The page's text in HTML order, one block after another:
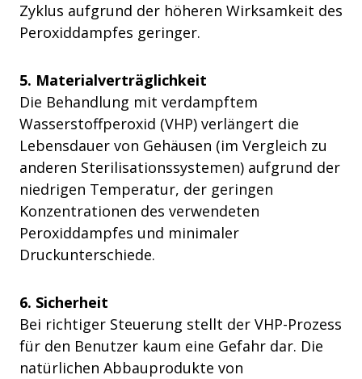
Zyklus aufgrund der höheren Wirksamkeit des
Peroxiddampfes geringer.
5. Materialverträglichkeit
Die Behandlung mit verdampftem
Wasserstoffperoxid (VHP) verlängert die
Lebensdauer von Gehäusen (im Vergleich zu
anderen Sterilisationssystemen) aufgrund der
niedrigen Temperatur, der geringen
Konzentrationen des verwendeten
Peroxiddampfes und minimaler
Druckunterschiede.
6. Sicherheit
Bei richtiger Steuerung stellt der VHP-Prozess
für den Benutzer kaum eine Gefahr dar. Die
natürlichen Abbauprodukte von